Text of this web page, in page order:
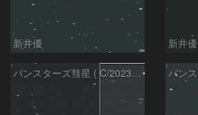
新井優 新井優
パンスターズ彗星 ( C/2023R1 ) ：2026/05/20